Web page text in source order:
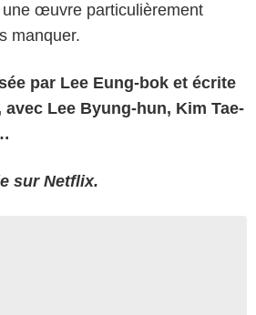
une œuvre particulièrement
manquer.
par Lee Eung-bok et écrite
Lee Byung-hun, Kim Tae-
sur Netflix.